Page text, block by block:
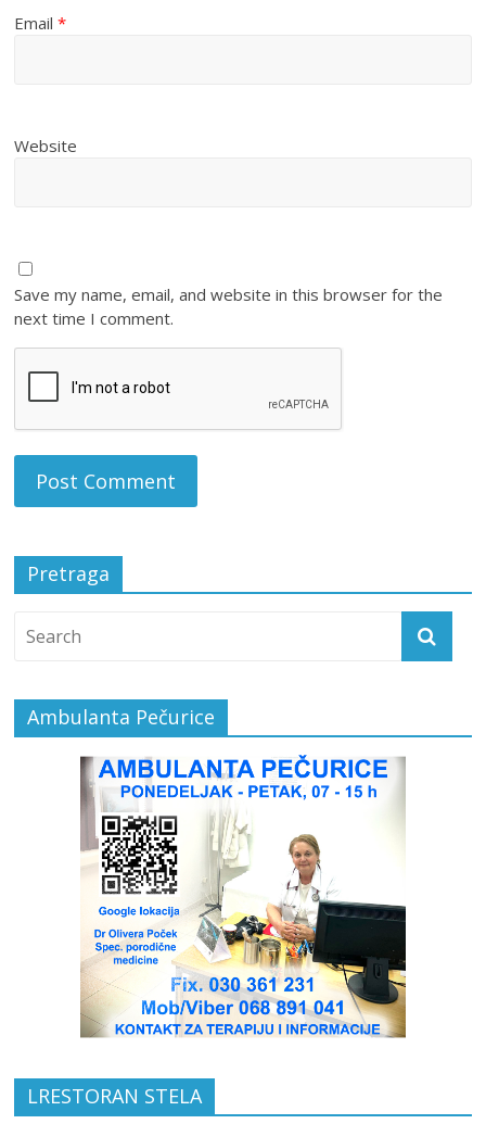
Email*
Website
Save my name, email, and website in this browser for the
next time I comment.
Pretraga
Ambulanta Pečurice
LRESTORAN STELA